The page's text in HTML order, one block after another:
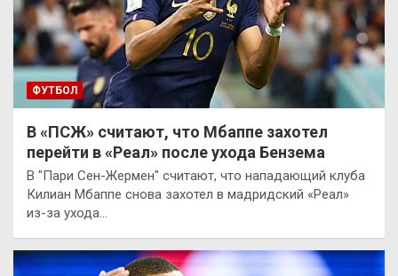
ФУТБОЛ
В «ПСЖ» считают, что Мбаппе захотел
перейти в «Реал» после ухода Бензема
В "Пари Сен-Жермен" считают, что нападающий клуба
Килиан Мбаппе снова захотел в мадридский «Реал»
из-за ухода…